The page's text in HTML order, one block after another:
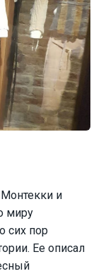
и
миру
сих пор
Ее описал